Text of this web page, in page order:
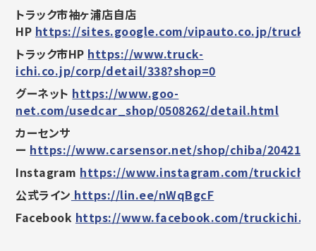
トラック市袖ヶ浦店自店
HP https://sites.google.com/vipauto.co.jp/
トラック市HP https://www.truck-
ichi.co.jp/corp/detail/338?shop=0
グーネット https://www.goo-
net.com/usedcar_shop/0508262/detail.html
カーセンサ
ー https://www.carsensor.net/shop/chiba/
Instagram https://www.instagram.com/
公式ライン https://lin.ee/nWqBgcF
Facebook https://www.facebook.com/